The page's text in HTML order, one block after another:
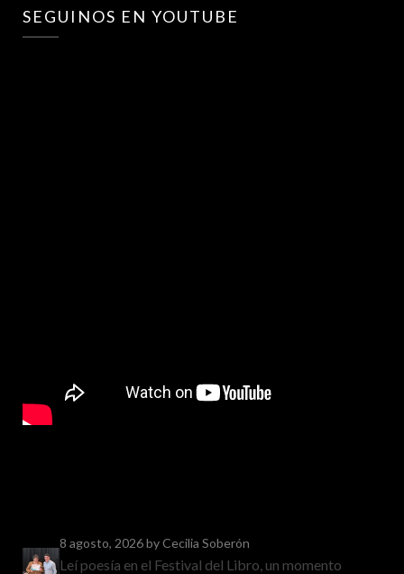
SEGUINOS EN YOUTUBE
8 agosto, 2026by Cecilia Soberón
Leí poesía en el Festival del Libro, un momento